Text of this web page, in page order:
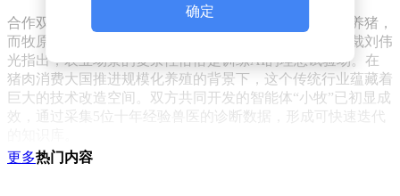
合作双方很快达成共识：通用大模型如同高材生却不懂养猪，
而牧原积累的养殖数据恰似专业教材。阿里云资深副总裁刘伟
光指出，农业场景的复杂性恰恰是训练AI的理想试验场。在
猪肉消费大国推进规模化养殖的背景下，这个传统行业蕴藏着
巨大的技术改造空间。双方共同开发的智能体“小牧”已初显成
效，通过采集5位十年经验兽医的诊断数据，形成可快速迭代
实际应用效果超出预期。某养殖场员工演示了智能诊断流程：
确定
更多热门内容